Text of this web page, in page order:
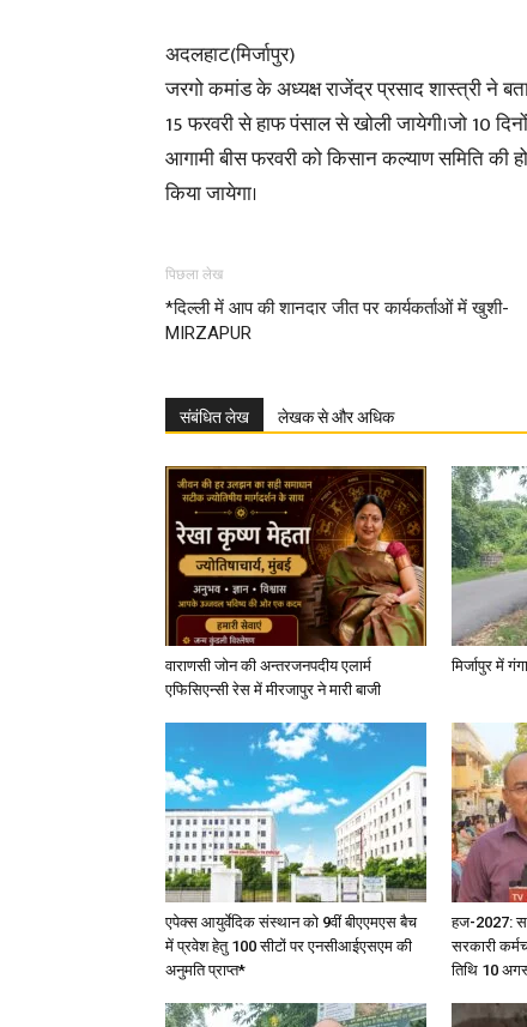
अदलहाट(मिर्जापुर)
जरगो कमांड के अध्यक्ष राजेंद्र प्रसाद शास्त्री ने
15 फरवरी से हाफ पंसाल से खोली जायेगी।जो 10
आगामी बीस फरवरी को किसान कल्याण समिति की
किया जायेगा।
पिछला लेख
*दिल्ली में आप की शानदार जीत पर कार्यकर्ताओं में खुशी-
MIRZAPUR
संबंधित लेख लेखक से और अधिक
वाराणसी जोन की अन्तरजनपदीय एलार्म
एफिसिएन्सी रेस में मीरजापुर ने मारी बाजी
मिर्जापुर में
एपेक्स आयुर्वेदिक संस्थान को 9वीं बीएएमएस बैच
में प्रवेश हेतु 100 सीटों पर एनसीआईएसएम की
अनुमति प्राप्त*
हज-2027:
सरकारी
तिथि 10